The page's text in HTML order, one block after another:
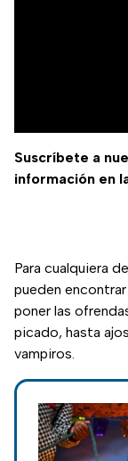
Suscríbete a
información en
Para cualquiera
pueden encontrar
poner las
picado, hasta
vampiros.